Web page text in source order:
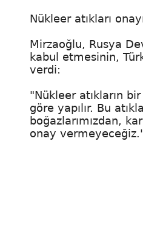
Nükleer atıkları
Mirzaoğlu, Rusya
kabul etmesinin,
verdi:
"Nükleer atıkların
göre yapılır. Bu
boğazlarımızdan,
onay